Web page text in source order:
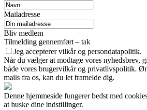
Mailadresse
Bliv medlem
Tilmelding gennemført – tak
Jeg accepterer vilkår og persondatapolitik.
Når du vælger at modtage vores nyhedsbrev,
både vores brugervilkår og privatlivspolitik.
mails fra os, kan du let framelde dig.
Denne hjemmeside fungerer bedst med
at huske dine indstillinger.